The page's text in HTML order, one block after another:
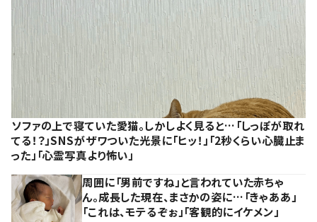
ソファの上で寝ていた愛猫。しかしよく見ると…「しっぽが取れ
てる！？」SNSがザワついた光景に「ヒッ！」「2秒くらい心臓止ま
った」「心霊写真より怖い」
周囲に「男前ですね」と言われていた赤ちゃ
ん。成長した現在、まさかの姿に…「きゃああ」
「これは、モテるぞぉ」「客観的にイケメン」